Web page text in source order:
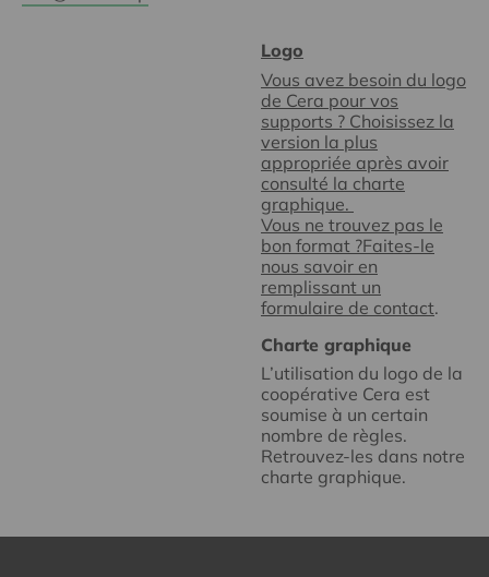
Logo
Vous avez besoin du logo
de Cera pour vos
supports ? Choisissez la
version la plus
appropriée après avoir
consulté la charte
graphique.
Vous ne trouvez pas le
bon format ?Faites-le
nous savoir en
remplissant un
formulaire de contact.
Charte graphique
L’utilisation du logo de la
coopérative Cera est
soumise à un certain
nombre de règles.
Retrouvez-les dans notre
charte graphique.